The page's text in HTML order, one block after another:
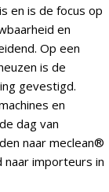
en is de focus op
en
Op een
is de
gevestigd.
en
dag van
naar meclean®
importeurs in